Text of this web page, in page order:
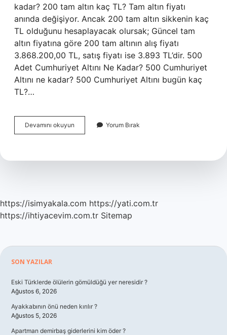
kadar? 200 tam altın kaç TL? Tam altın fiyatı
anında değişiyor. Ancak 200 tam altın sikkenin kaç
TL olduğunu hesaplayacak olursak; Güncel tam
altın fiyatına göre 200 tam altının alış fiyatı
3.868.200,00 TL, satış fiyatı ise 3.893 TL’dir. 500
Adet Cumhuriyet Altını Ne Kadar? 500 Cumhuriyet
Altını ne kadar? 500 Cumhuriyet Altını bugün kaç
TL?…
Devamını okuyun
Adet
Ne
Yorum Bırak
https://isimyakala.com https://yati.com.tr
https://ihtiyacevim.com.tr Sitemap
Sidebar
SON YAZILAR
Eski Türklerde ölülerin gömüldüğü yer neresidir ?
Ağustos 6, 2026
Ayakkabının önü neden kırılır ?
Ağustos 5, 2026
Apartman demirbaş giderlerini kim öder ?